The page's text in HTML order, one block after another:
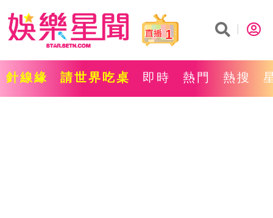
1
針線緣 請世界吃桌 即時 熱門 熱搜